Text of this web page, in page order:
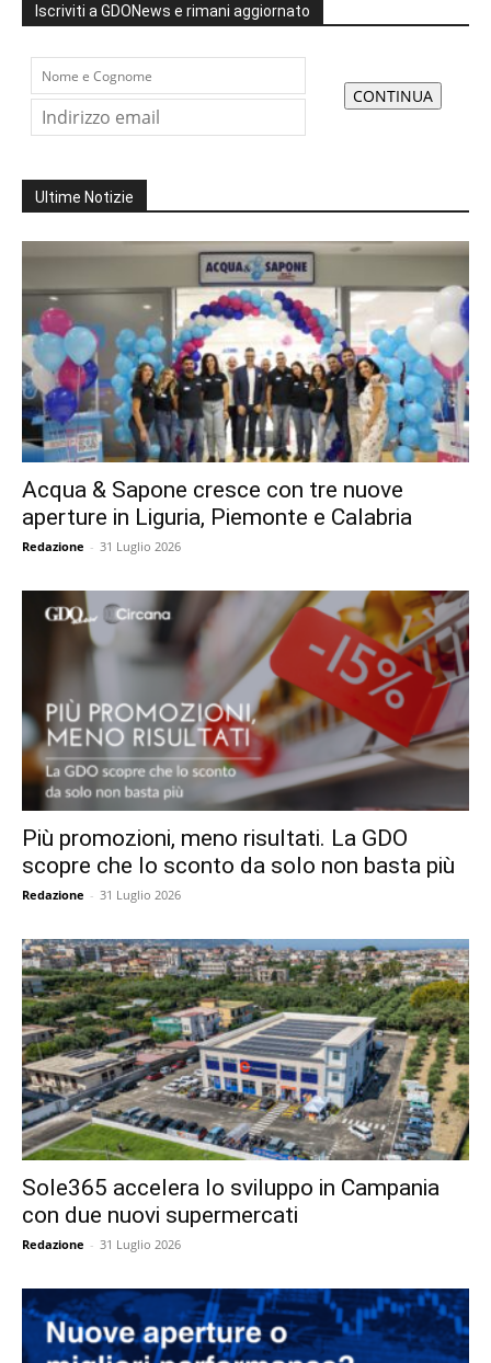
Iscriviti a GDONews e rimani aggiornato
Ultime Notizie
Acqua & Sapone cresce con tre nuove
aperture in Liguria, Piemonte e Calabria
Redazione - 31 Luglio 2026
Più promozioni, meno risultati. La GDO
scopre che lo sconto da solo non basta più
Redazione - 31 Luglio 2026
Sole365 accelera lo sviluppo in Campania
con due nuovi supermercati
Redazione - 31 Luglio 2026